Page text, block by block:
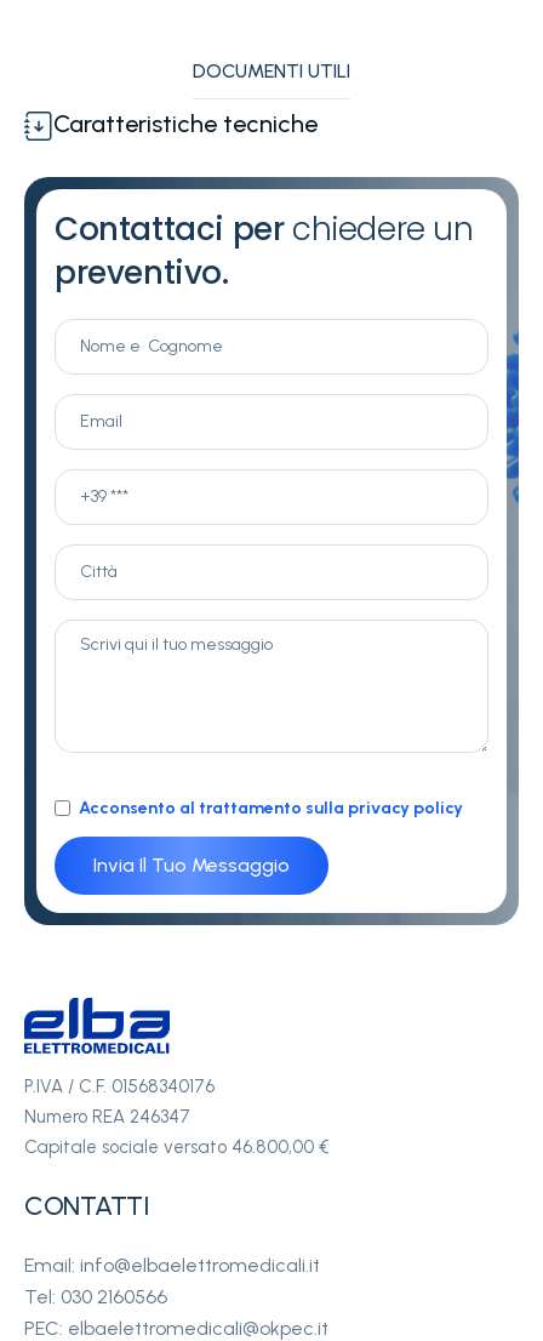
DOCUMENTI UTILI
Caratteristiche tecniche
Contattaci perchiedere un
preventivo.
Acconsento al trattamento sulla privacy policy
P.IVA / C.F. 01568340176
Numero REA 246347
Capitale sociale versato 46.800,00 €
CONTATTI
Email: info@elbaelettromedicali.it
Tel: 030 2160566
PEC: elbaelettromedicali@okpec.it